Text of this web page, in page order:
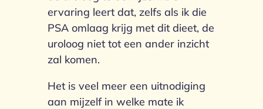
ervaring leert dat, zelfs als ik die
PSA omlaag krijg met dit dieet, de
uroloog niet tot een ander inzicht
zal komen.
Het is veel meer een uitnodiging
aan mijzelf in welke mate ik